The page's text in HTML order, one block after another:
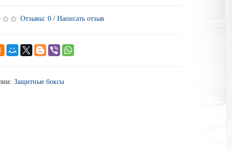
Отзывы: 0/ Написать отзыв
Защитные боксы